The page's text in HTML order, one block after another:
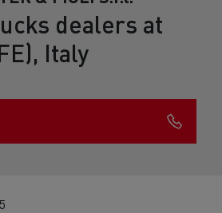
dealers at
Italy